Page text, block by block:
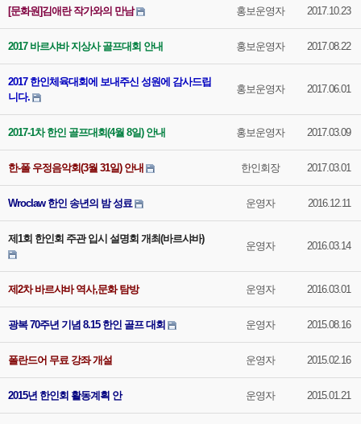
[문화원]김애란 작가와의 만남 홍보운영자 2017.10.23
2017 바르샤바 지상사 골프대회 안내 홍보운영자 2017.08.22
2017 한인체육대회에 보내주신 성원에 감사드립
니다.
홍보운영자 2017.06.01
2017-1차 한인 골프대회(4월 8일) 안내 홍보운영자 2017.03.09
한-폴 우정음악회(3월 31일) 안내 한인회장 2017.03.01
Wroclaw 한인 송년의 밤 성료 운영자 2016.12.11
제1회 한인회 주관 입시 설명회 개최(바르샤바)
운영자 2016.03.14
제2차 바르샤바 역사,문화 탐방 운영자 2016.03.01
광복 70주년 기념 8.15 한인 골프 대회 운영자 2015.08.16
폴란드어 무료 강좌 개설 운영자 2015.02.16
2015년 한인회 활동계획 안 운영자 2015.01.21